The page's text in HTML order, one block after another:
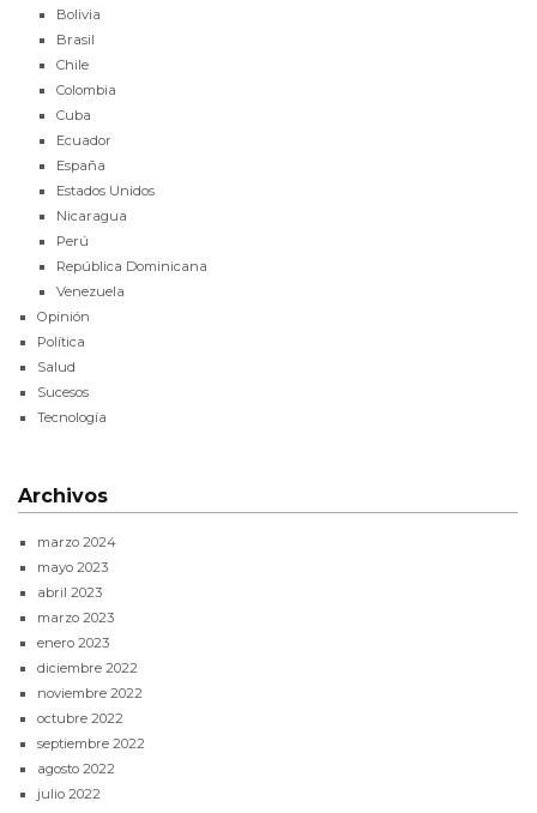
Bolivia
Brasil
Chile
Colombia
Cuba
Ecuador
España
Estados Unidos
Nicaragua
Perú
República Dominicana
Venezuela
Opinión
Política
Salud
Sucesos
Tecnología
Archivos
marzo 2024
mayo 2023
abril 2023
marzo 2023
enero 2023
diciembre 2022
noviembre 2022
octubre 2022
septiembre 2022
agosto 2022
julio 2022